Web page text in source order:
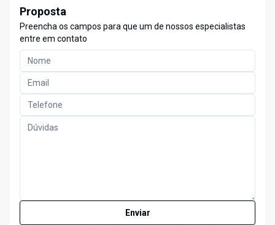
Proposta
Preencha os campos para que um de nossos especialistas
entre em contato
Enviar